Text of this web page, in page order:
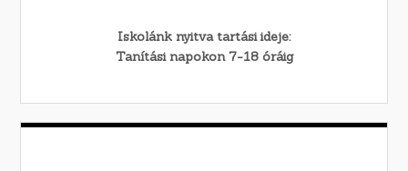
Iskolánk nyitva tartási ideje:
Tanítási napokon 7-18 óráig